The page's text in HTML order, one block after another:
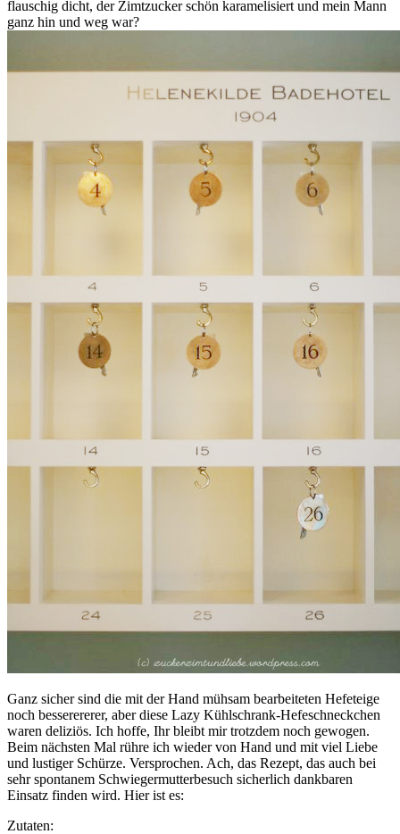
flauschig dicht, der Zimtzucker schön karamelisiert und mein Mann
ganz hin und weg war?
Ganz sicher sind die mit der Hand mühsam bearbeiteten Hefeteige
noch besserererer, aber diese Lazy Kühlschrank-Hefeschneckchen
waren deliziös. Ich hoffe, Ihr bleibt mir trotzdem noch gewogen.
Beim nächsten Mal rühre ich wieder von Hand und mit viel Liebe
und lustiger Schürze. Versprochen. Ach, das Rezept, das auch bei
sehr spontanem Schwiegermutterbesuch sicherlich dankbaren
Einsatz finden wird. Hier ist es:
Zutaten: